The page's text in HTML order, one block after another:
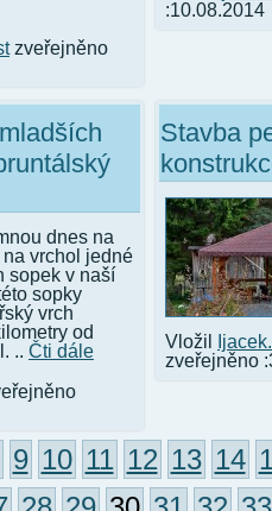
zveřejněno
:10.08.2014
dnes na
vrchol jedné
sopek v naší
sopky
vrch
od
.. Čti dále
Stavba
Vložil
zveřejněno
9 10 11 12 13 14